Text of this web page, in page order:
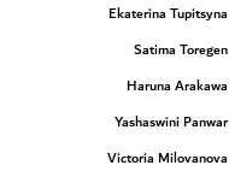
Ekaterina Tupitsyna
Satima Toregen
Haruna Arakawa
Yashaswini Panwar
Victoria Milovanova